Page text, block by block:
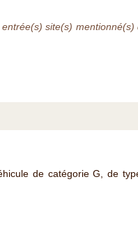
site(s)
de catégorie G, de